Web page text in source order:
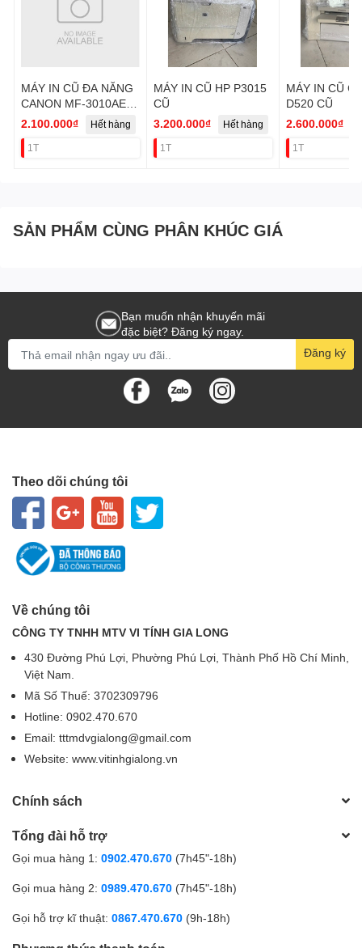
MÁY IN CŨ ĐA NĂNG
CANON MF-3010AE
(HM 35/85)
2.100.000₫
Hết hàng
1T
MÁY IN CŨ HP P3015
CŨ
3.200.000₫
Hết hàng
1T
MÁY IN CŨ
D520 CŨ
2.600.000₫
1T
SẢN PHẨM CÙNG PHÂN KHÚC GIÁ
Bạn muốn nhận khuyến mãi
đặc biệt? Đăng ký ngay.
Đăng ký
Theo dõi chúng tôi
Về chúng tôi
CÔNG TY TNHH MTV VI TÍNH GIA LONG
430 Đường Phú Lợi, Phường Phú Lợi, Thành Phố Hồ Chí Minh,
Việt Nam.
Mã Số Thuế: 3702309796
Hotline: 0902.470.670
Email: tttmdvgialong@gmail.com
Website: www.vitinhgialong.vn
Chính sách
Tổng đài hỗ trợ
Gọi mua hàng 1: 0902.470.670 (7h45"-18h)
Gọi mua hàng 2: 0989.470.670 (7h45"-18h)
Gọi hỗ trợ kĩ thuật: 0867.470.670 (9h-18h)